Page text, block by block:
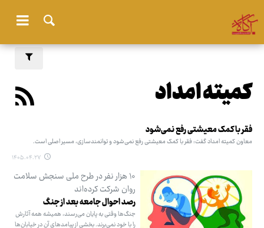
کمیته امداد
فقر با کمک معیشتی رفع نمی‌شود
معاون کمیته امداد گفت: فقر با کمک معیشتی رفع نمی‌شود و توانمندسازی، مسیر اصلی است.
۱۴۰۵.۰۴.۲۷
۱۰ هزار نفر در طرح ملی سنجش سلامت
روان شرکت کرده‌اند
رصد احوال جامعه بعد از جنگ
جنگ‌ها وقتی به پایان می‌رسند، همیشه همه آثارش
را با خود نمی‌برند. بخشی از پیامدهای آن در خیابان‌ها